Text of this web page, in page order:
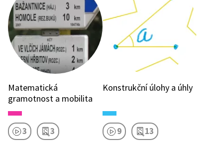
Matematická
gramotnost a mobilita
3 3
Konstrukční úlohy a úhly
9 13